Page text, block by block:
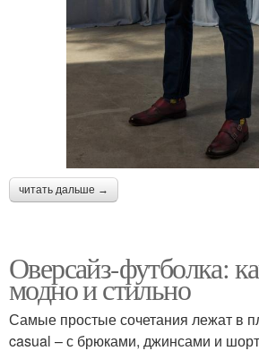
читать дальше →
Оверсайз-футболка:
модно и стильно
Самые простые сочетания лежат в
casual – с брюками, джинсами и